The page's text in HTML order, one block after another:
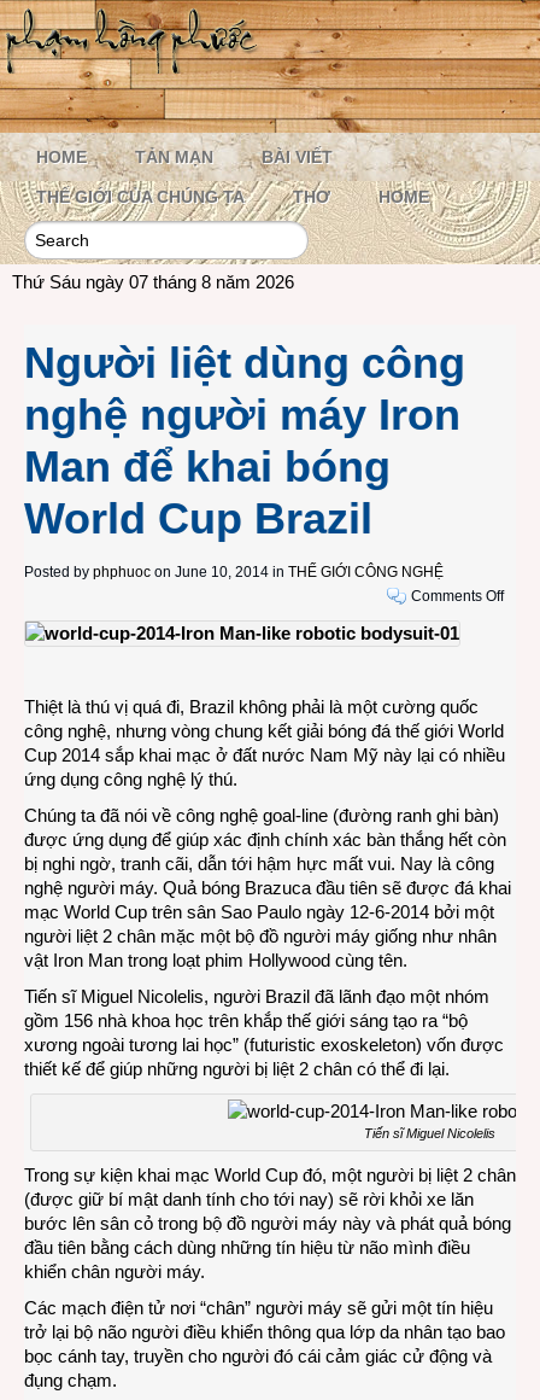
HOME TẢN MẠN BÀI VIẾT
THẾ GIỚI CỦA CHÚNG TA THƠ HOME
Thứ Sáu ngày 07 tháng 8 năm 2026
Người liệt dùng công
nghệ người máy Iron
Man để khai bóng
World Cup Brazil
Posted by phphuoc on June 10, 2014 in THẾ GIỚI CÔNG NGHỆ
Comments Offon
máy
để
bóng
Thiệt là thú vị quá đi, Brazil không phải là một cường quốc
công nghệ, nhưng vòng chung kết giải bóng đá thế giới World
Cup 2014 sắp khai mạc ở đất nước Nam Mỹ này lại có nhiều
ứng dụng công nghệ lý thú.
Chúng ta đã nói về công nghệ goal-line (đường ranh ghi bàn)
được ứng dụng để giúp xác định chính xác bàn thắng hết còn
bị nghi ngờ, tranh cãi, dẫn tới hậm hực mất vui. Nay là công
nghệ người máy. Quả bóng Brazuca đầu tiên sẽ được đá khai
mạc World Cup trên sân Sao Paulo ngày 12-6-2014 bởi một
người liệt 2 chân mặc một bộ đồ người máy giống như nhân
vật Iron Man trong loạt phim Hollywood cùng tên.
Tiến sĩ Miguel Nicolelis, người Brazil đã lãnh đạo một nhóm
gồm 156 nhà khoa học trên khắp thế giới sáng tạo ra “bộ
xương ngoài tương lai học” (futuristic exoskeleton) vốn được
thiết kế để giúp những người bị liệt 2 chân có thể đi lại.
Tiến sĩ Miguel Nicolelis
Trong sự kiện khai mạc World Cup đó, một người bị liệt 2 chân
(được giữ bí mật danh tính cho tới nay) sẽ rời khỏi xe lăn
bước lên sân cỏ trong bộ đồ người máy này và phát quả bóng
đầu tiên bằng cách dùng những tín hiệu từ não mình điều
khiển chân người máy.
Các mạch điện tử nơi “chân” người máy sẽ gửi một tín hiệu
trở lại bộ não người điều khiển thông qua lớp da nhân tạo bao
bọc cánh tay, truyền cho người đó cái cảm giác cử động và
đụng chạm.